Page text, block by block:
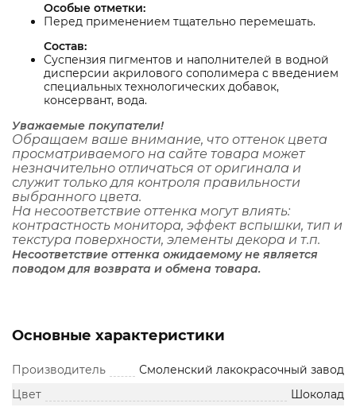
Особые отметки:
Перед применением тщательно перемешать.
Состав:
Суспензия пигментов и наполнителей в водной
дисперсии акрилового сополимера с введением
специальных технологических добавок,
консервант, вода.
Уважаемые покупатели!
Обращаем ваше внимание, что оттенок цвета
просматриваемого на сайте товара может
незначительно отличаться от оригинала и
служит только для контроля правильности
выбранного цвета.
На несоответствие оттенка могут влиять:
контрастность монитора, эффект вспышки, тип и
текстура поверхности, элементы декора и т.п.
Несоответствие оттенка ожидаемому не является
поводом для возврата и обмена товара.
Основные характеристики
Производитель
Смоленский лакокрасочный завод
Цвет
Шоколад